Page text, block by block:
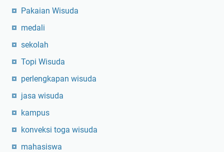
Pakaian Wisuda
medali
sekolah
Topi Wisuda
perlengkapan wisuda
jasa wisuda
kampus
konveksi toga wisuda
mahasiswa